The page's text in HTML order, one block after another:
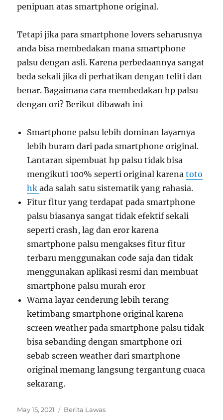
penipuan atas smartphone original.
Tetapi jika para smartphone lovers seharusnya
anda bisa membedakan mana smartphone
palsu dengan asli. Karena perbedaannya sangat
beda sekali jika di perhatikan dengan teliti dan
benar. Bagaimana cara membedakan hp palsu
dengan ori? Berikut dibawah ini
Smartphone palsu lebih dominan layarnya
lebih buram dari pada smartphone original.
Lantaran sipembuat hp palsu tidak bisa
mengikuti 100% seperti original karenatoto
hkada salah satu sistematik yang rahasia.
Fitur fitur yang terdapat pada smartphone
palsu biasanya sangat tidak efektif sekali
seperti crash, lag dan eror karena
smartphone palsu mengakses fitur fitur
terbaru menggunakan code saja dan tidak
menggunakan aplikasi resmi dan membuat
smartphone palsu murah eror
Warna layar cenderung lebih terang
ketimbang smartphone original karena
screen weather pada smartphone palsu tidak
bisa sebanding dengan smartphone ori
sebab screen weather dari smartphone
original memang langsung tergantung cuaca
sekarang.
Posted
May 15, 2021 Categories
Berita Lawas